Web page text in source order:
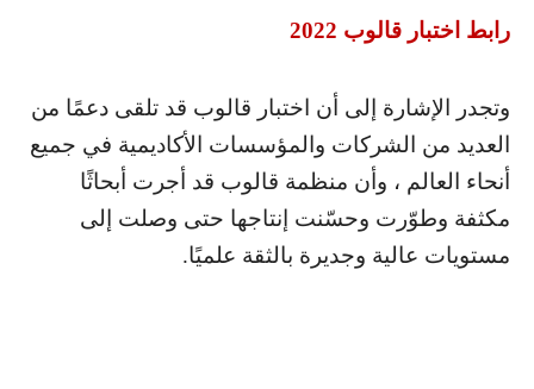
رابط اختبار قالوب 2022
وتجدر الإشارة إلى أن اختبار قالوب قد تلقى دعمًا من
العديد من الشركات والمؤسسات الأكاديمية في جميع
أنحاء العالم ، وأن منظمة قالوب قد أجرت أبحاثًا
مكثفة وطوّرت وحسّنت إنتاجها حتى وصلت إلى
مستويات عالية وجديرة بالثقة علميًا.